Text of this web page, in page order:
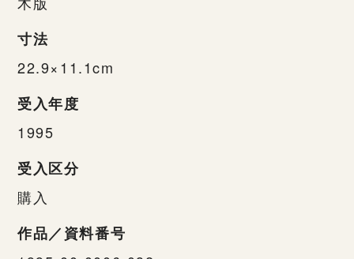
寸法
22.9×11.1cm
受入年度
1995
受入区分
購入
作品／資料番号